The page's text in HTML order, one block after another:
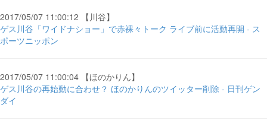
2017/05/07 11:00:12 【川谷】
ゲス川谷「ワイドナショー」で赤裸々トーク ライブ前に活動再開 - ス
ポーツニッポン
2017/05/07 11:00:04 【ほのかりん】
ゲス川谷の再始動に合わせ？ ほのかりんのツイッター削除 - 日刊ゲン
ダイ